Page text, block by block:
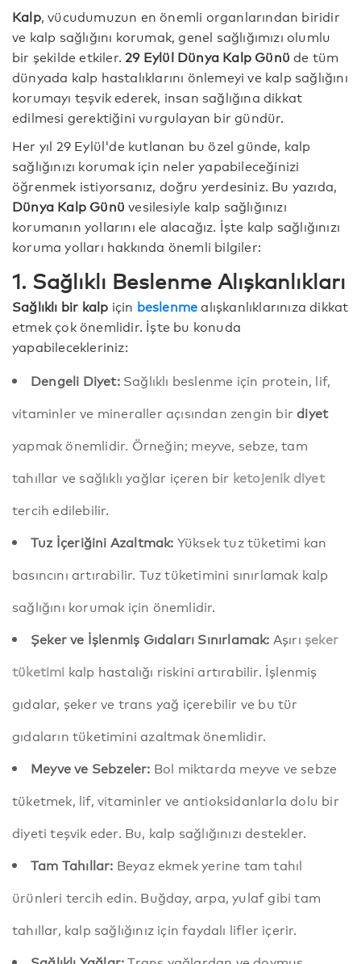
Kalp, vücudumuzun en önemli organlarından biridir
ve kalp sağlığını korumak, genel sağlığımızı olumlu
bir şekilde etkiler.29 Eylül Dünya Kalp Günü de tüm
dünyada kalp hastalıklarını önlemeyi ve kalp sağlığını
korumayı teşvik ederek, insan sağlığına dikkat
edilmesi gerektiğini vurgulayan bir gündür.
Her yıl 29 Eylül'de kutlanan bu özel günde, kalp
sağlığınızı korumak için neler yapabileceğinizi
öğrenmek istiyorsanız, doğru yerdesiniz. Bu yazıda,
Dünya Kalp Günüvesilesiyle kalp sağlığınızı
korumanın yollarını ele alacağız. İşte kalp sağlığınızı
koruma yolları hakkında önemli bilgiler:
1. Sağlıklı Beslenme Alışkanlıkları
Sağlıklı bir kalp için beslenmealışkanlıklarınıza dikkat
etmek çok önemlidir. İşte bu konuda
yapabilecekleriniz:
Dengeli Diyet:Sağlıklı beslenme için protein, lif,
vitaminler ve mineraller açısından zengin birdiyet
yapmak önemlidir. Örneğin; meyve, sebze, tam
tahıllar ve sağlıklı yağlar içeren bir ketojenik diyet
tercih edilebilir.
Tuz İçeriğini Azaltmak: Yüksek tuz tüketimi kan
basıncını artırabilir. Tuz tüketimini sınırlamak kalp
sağlığını korumak için önemlidir.
Şeker ve İşlenmiş Gıdaları Sınırlamak: Aşırı şeker
tüketimi kalp hastalığı riskini artırabilir. İşlenmiş
gıdalar, şeker ve trans yağ içerebilir ve bu tür
gıdaların tüketimini azaltmak önemlidir.
Meyve ve Sebzeler: Bol miktarda meyve ve sebze
tüketmek, lif, vitaminler ve antioksidanlarla dolu bir
diyeti teşvik eder. Bu, kalp sağlığınızı destekler.
Tam Tahıllar: Beyaz ekmek yerine tam tahıl
ürünleri tercih edin. Buğday, arpa, yulaf gibi tam
tahıllar, kalp sağlığınız için faydalı lifler içerir.